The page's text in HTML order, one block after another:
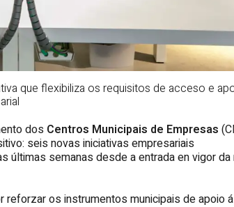
que flexibiliza os requisitos de acceso e
dos Centros Municipais de Empresas
seis novas iniciativas empresariais
últimas semanas desde a entrada en vigor da
os instrumentos municipais de apoio á